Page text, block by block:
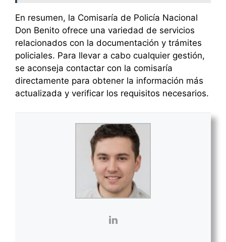
En resumen, la Comisaría de Policía Nacional
Don Benito ofrece una variedad de servicios
relacionados con la documentación y trámites
policiales. Para llevar a cabo cualquier gestión,
se aconseja contactar con la comisaría
directamente para obtener la información más
actualizada y verificar los requisitos necesarios.